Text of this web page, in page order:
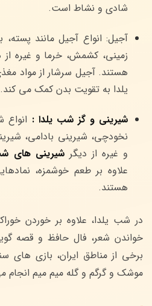
شادی و نشاط است.
آجیل: انواع آجیل مانند پسته،
زمینی، کشمش، خرما و غیره
هستند. آجیل سرشار از مواد
یلدا به تقویت بدن کمک می کند.
شیرینی و گز شب یلدا : انواع
نخودچی، شیرینی بادامی،
و غیره از دیگرشیرینی های
علاوه بر طعم خوشمزه،
هستند.
در شب یلدا، علاوه بر خوردن
خواندن شعر، فال حافظ و قصه
برخی از مناطق ایران، بازی های
موشک و گرگم و گله میم میم انجام